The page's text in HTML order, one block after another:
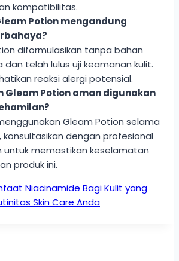
kompatibilitas.
Potion mengandung
diformulasikan tanpa bahan
dan telah lulus uji keamanan kulit.
reaksi alergi potensial.
Gleam Potion aman digunakan
Gleam Potion selama
konsultasikan dengan profesional
untuk memastikan keselamatan
produk ini.
Niacinamide Bagi Kulit yang
Skin Care Anda